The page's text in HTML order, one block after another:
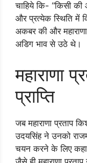
चाहिये कि- “किसी
और प्रत्येक स्थिति में
अकबर की और
अडिग भाव से उठे थे।
महाराणा
प्राप्ति
जब महाराणा प्रताप
उदयसिंह ने उनको
चयन करने के लिए